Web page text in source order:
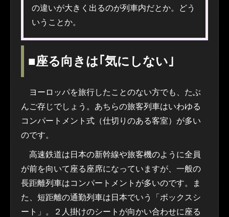
の違いが大きく出るのが列車内だとか。どう
いうことか。
■座る向きは｢気にしない｣
ヨーロッパを旅行したことのない方でも、たぶ
んご存じでしょう。あちらの旅客列車はいわゆる
コンパートメント式（仕切りのある客室）が多い
のです。
高速鉄道は日本の新幹線や旅客機のように全員
が前を向いて座る座席になっていますが、一般の
長距離列車はコンパートメントが多いのです。ま
た、短距離の通勤列車は日本でいう「ボックスシ
ート」。２人掛けのシートが向かい合わせに座る